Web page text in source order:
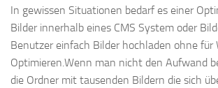
In gewissen Situationen bedarf es einer
Bilder innerhalb eines CMS System oder
Benutzer einfach Bilder hochladen ohne für
Optimieren.Wenn man nicht den Aufwand
die Ordner mit tausenden Bildern die sich